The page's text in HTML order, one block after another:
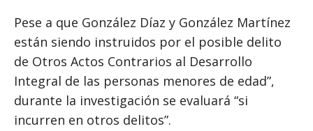
Pese a que González Díaz y González Martínez
están siendo instruidos por el posible delito
de Otros Actos Contrarios al Desarrollo
Integral de las personas menores de edad”,
durante la investigación se evaluará “si
incurren en otros delitos”.